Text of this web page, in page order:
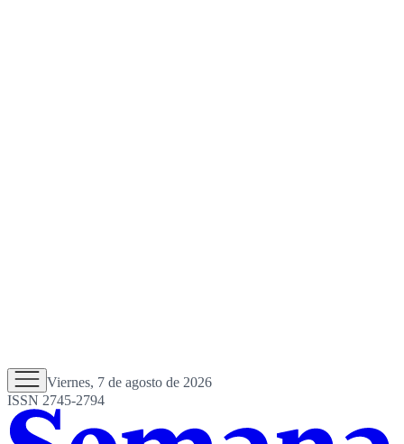
Viernes, 7 de agosto de 2026
ISSN 2745-2794